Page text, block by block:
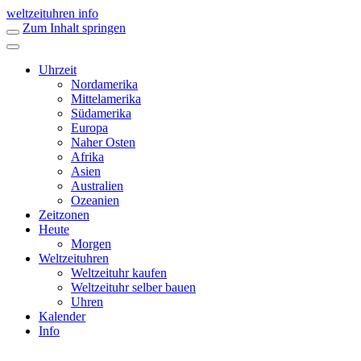
weltzeituhren info
Zum Inhalt springen
Uhrzeit
Nordamerika
Mittelamerika
Südamerika
Europa
Naher Osten
Afrika
Asien
Australien
Ozeanien
Zeitzonen
Heute
Morgen
Weltzeituhren
Weltzeituhr kaufen
Weltzeituhr selber bauen
Uhren
Kalender
Info